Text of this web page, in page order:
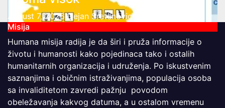
August 7, 2026Dejan Sretenovic
Misija
Humana misija radija je da širi i pruža informacije o
životu i humanosti kako pojedinaca tako i ostalih
humanitarnih organizacija i udruženja. Po iskustvenim
saznanjima i običnim istraživanjima, populacija osoba
sa invaliditetom zavredi pažnju povodom
obeležavanja kakvog datuma, a u ostalom vremenu